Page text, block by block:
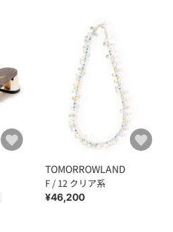
TOMORROWLAND
F / 12 クリア系
¥46,200